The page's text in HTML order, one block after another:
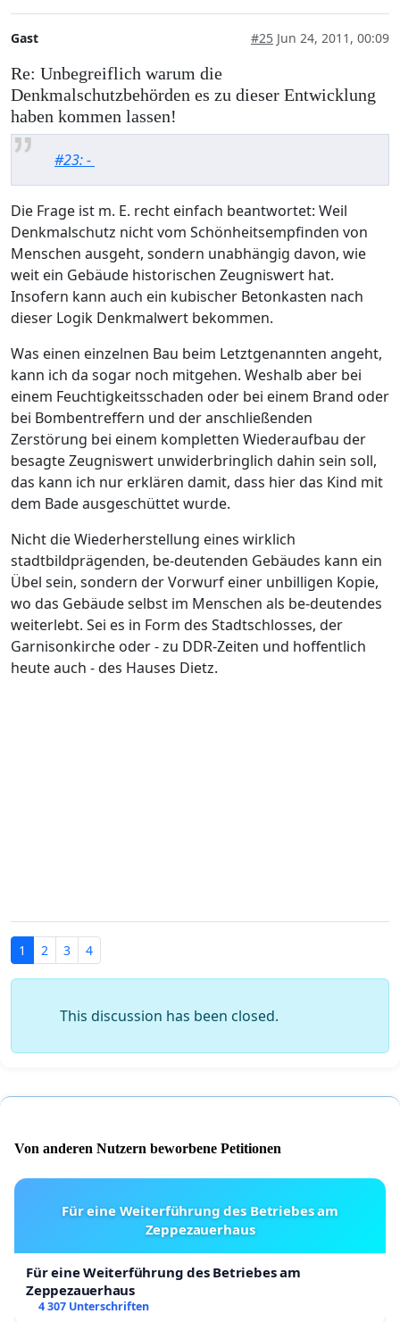
Gast #25 Jun 24, 2011, 00:09
Re: Unbegreiflich warum die
Denkmalschutzbehörden es zu dieser Entwicklung
haben kommen lassen!
#23: -
Die Frage ist m. E. recht einfach beantwortet: Weil
Denkmalschutz nicht vom Schönheitsempfinden von
Menschen ausgeht, sondern unabhängig davon, wie
weit ein Gebäude historischen Zeugniswert hat.
Insofern kann auch ein kubischer Betonkasten nach
dieser Logik Denkmalwert bekommen.
Was einen einzelnen Bau beim Letztgenannten angeht,
kann ich da sogar noch mitgehen. Weshalb aber bei
einem Feuchtigkeitsschaden oder bei einem Brand oder
bei Bombentreffern und der anschließenden
Zerstörung bei einem kompletten Wiederaufbau der
besagte Zeugniswert unwiderbringlich dahin sein soll,
das kann ich nur erklären damit, dass hier das Kind mit
dem Bade ausgeschüttet wurde.
Nicht die Wiederherstellung eines wirklich
stadtbildprägenden, be-deutenden Gebäudes kann ein
Übel sein, sondern der Vorwurf einer unbilligen Kopie,
wo das Gebäude selbst im Menschen als be-deutendes
weiterlebt. Sei es in Form des Stadtschlosses, der
Garnisonkirche oder - zu DDR-Zeiten und hoffentlich
heute auch - des Hauses Dietz.
1 2 3 4
This discussion has been closed.
Von anderen Nutzern beworbene Petitionen
Für eine Weiterführung des Betriebes am
Zeppezauerhaus
Für eine Weiterführung des Betriebes am
Zeppezauerhaus
4 307 Unterschriften